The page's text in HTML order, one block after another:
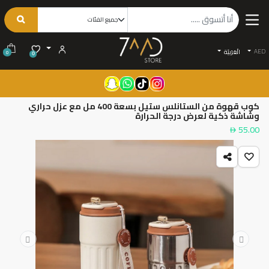
AED الْعَرَبيّة 0
0
كوب قهوة من الستانلس ستيل بسعة 400 مل مع عزل حراري
وشاشة ذكية لعرض درجة الحرارة
55.00